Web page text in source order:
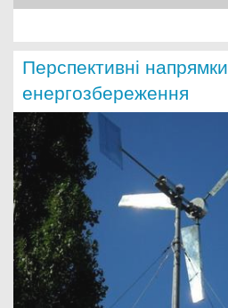
Перспективні напрямки
енергозбереження